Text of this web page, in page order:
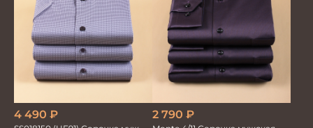
4 490 ₽ 2 790 ₽